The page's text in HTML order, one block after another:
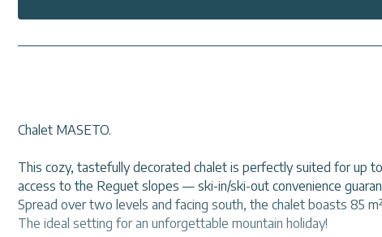
- grande pièce à vivre avec cuisine toute équipée (plaques
*Parking devant le chalet (pour deux véhicules) et casier à skis.
*WIFI
*Animaux non acceptés. Location non fumeur.
*Equipement bébé : une chaise haute, un lit parapluie
NOTRE AVIS : Un chalet plein de charme, idéal pour se
montagnes. Le vrai plus : un accès direct aux pistes pour des
Chalet MASETO.
This cozy, tastefully decorated chalet is perfectly suited for up
access to the Reguet slopes — ski-in/ski-out convenience
Spread over two levels and facing south, the chalet boasts 85
The ideal setting for an unforgettable mountain holiday!